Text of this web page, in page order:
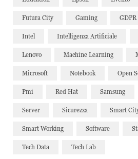
Futura City Gaming GDPR
Intel Intelligenza Artificiale
Lenovo Machine Learning
Microsoft Notebook Open
Pmi Red Hat Samsung
Server Sicurezza Smart
Smart Working Software
Tech Data Tech Lab